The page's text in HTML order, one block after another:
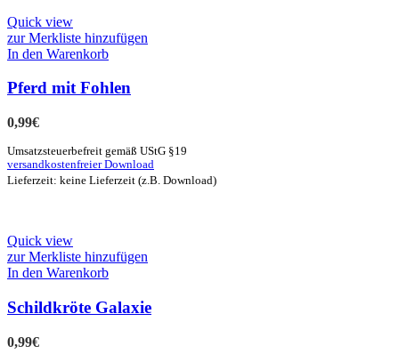
Quick view
zur Merkliste hinzufügen
In den Warenkorb
Pferd mit Fohlen
0,99€
Umsatzsteuerbefreit gemäß UStG §19
versandkostenfreier Download
Lieferzeit: keine Lieferzeit (z.B. Download)
Quick view
zur Merkliste hinzufügen
In den Warenkorb
Schildkröte Galaxie
0,99€